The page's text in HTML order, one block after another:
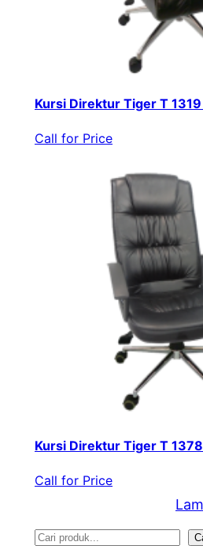
Kursi Direktur Tiger T 1319
Call for Price
Kursi Direktur Tiger T
Call for Price
S